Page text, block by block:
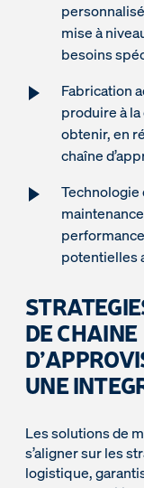
mise à
besoins
Fabrication
produire à
obtenir, en
chaîne
potentielles
DE CHAINE
UNE
Les solutions de
s’aligner sur les
logistique,